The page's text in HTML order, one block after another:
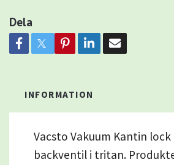
Dela
INFORMATION
Vacsto Vakuum Kantin
backventil i tritan.